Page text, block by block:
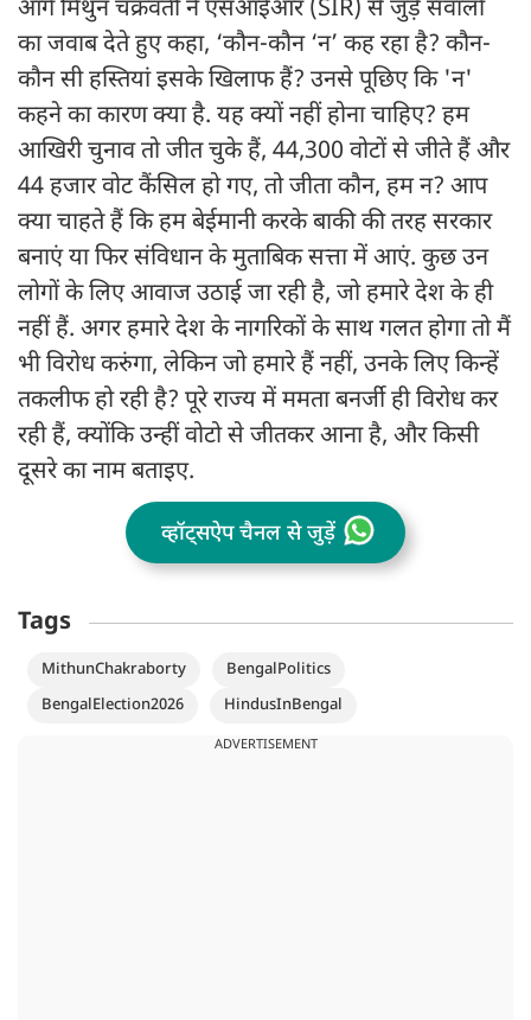
आगे मिथुन चक्रवर्ती ने एसआईआर (SIR) से जुड़े सवालों
का जवाब देते हुए कहा, ‘कौन-कौन ‘न’ कह रहा है? कौन-
कौन सी हस्तियां इसके खिलाफ हैं? उनसे पूछिए कि 'न'
कहने का कारण क्या है. यह क्यों नहीं होना चाहिए? हम
आखिरी चुनाव तो जीत चुके हैं, 44,300 वोटों से जीते हैं और
44 हजार वोट कैंसिल हो गए, तो जीता कौन, हम न? आप
क्या चाहते हैं कि हम बेईमानी करके बाकी की तरह सरकार
बनाएं या फिर संविधान के मुताबिक सत्ता में आएं. कुछ उन
लोगों के लिए आवाज उठाई जा रही है, जो हमारे देश के ही
नहीं हैं. अगर हमारे देश के नागरिकों के साथ गलत होगा तो मैं
भी विरोध करुंगा, लेकिन जो हमारे हैं नहीं, उनके लिए किन्हें
तकलीफ हो रही है? पूरे राज्य में ममता बनर्जी ही विरोध कर
रही हैं, क्योंकि उन्हीं वोटो से जीतकर आना है, और किसी
दूसरे का नाम बताइए.
व्हॉट्सऐप चैनल से जुड़ें
Tags
MithunChakraborty
BengalPolitics
BengalElection2026
HindusInBengal
ADVERTISEMENT